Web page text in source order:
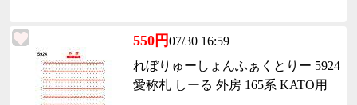
550円07/30 16:59
れぼりゅーしょんふぁくとりー 5924
愛称札 しーる 外房 165系 KATO用